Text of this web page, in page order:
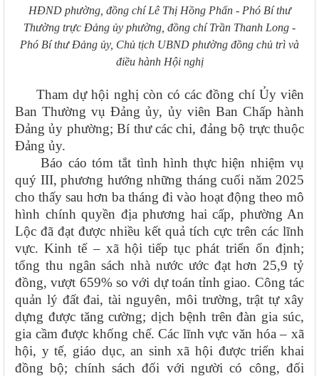
HĐND phường, đồng chí Lê Thị Hồng Phấn - Phó Bí thư
Thường trực Đảng ủy phường, đồng chí Trần Thanh Long -
Phó Bí thư Đảng ủy, Chủ tịch UBND phường đồng chủ trì và
điều hành Hội nghị
Tham dự hội nghị còn có các đồng chí Ủy viên
Ban Thường vụ Đảng ủy, ủy viên Ban Chấp hành
Đảng ủy phường; Bí thư các chi, đảng bộ trực thuộc
Đảng ủy.
Báo cáo tóm tắt tình hình thực hiện nhiệm vụ
quý III, phương hướng những tháng cuối năm 2025
cho thấy sau hơn ba tháng đi vào hoạt động theo mô
hình chính quyền địa phương hai cấp, phường An
Lộc đã đạt được nhiều kết quả tích cực trên các lĩnh
vực. Kinh tế – xã hội tiếp tục phát triển ổn định;
tổng thu ngân sách nhà nước ước đạt hơn 25,9 tỷ
đồng, vượt 659% so với dự toán tỉnh giao. Công tác
quản lý đất đai, tài nguyên, môi trường, trật tự xây
dựng được tăng cường; dịch bệnh trên đàn gia súc,
gia cầm được khống chế. Các lĩnh vực văn hóa – xã
hội, y tế, giáo dục, an sinh xã hội được triển khai
đồng bộ; chính sách đối với người có công, đối